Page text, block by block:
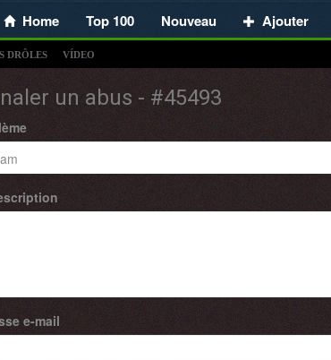
Home Top 100 Nouveau Ajouter
DRÔLES VÍDEO
un abus - #45493
e-mail